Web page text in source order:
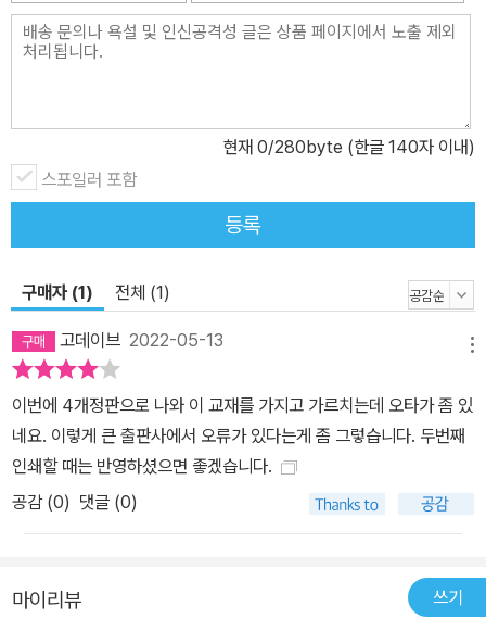
현재 0/280byte (한글 140자 이내)
스포일러 포함
등록
구매자 (1) 전체 (1)
고데이브 2022-05-13
이번에 4개정판으로 나와 이 교재를 가지고 가르치는데 오타가 좀 있
네요. 이렇게 큰 출판사에서 오류가 있다는게 좀 그렇습니다. 두번째
인쇄할 때는 반영하셨으면 좋겠습니다.
공감 (0) 댓글 (0)
마이리뷰 쓰기